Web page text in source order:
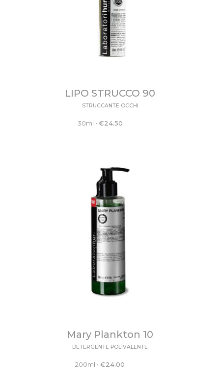
LIPO STRUCCO 90
STRUCCANTE OCCHI
30ml • €24.50
Mary Plankton 10
DETERGENTE POLIVALENTE
200ml •€24.00